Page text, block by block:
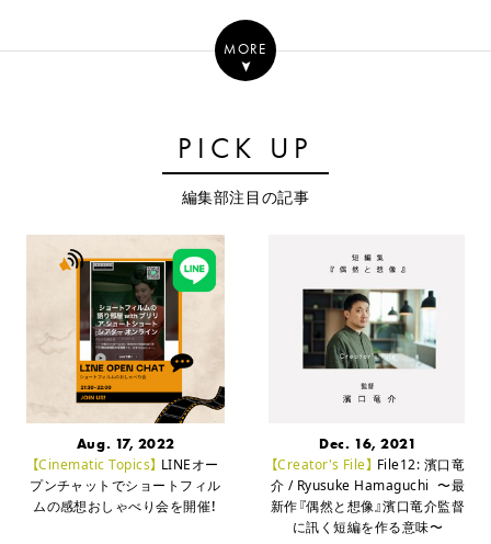
MORE
PICK UP
編集部注目の記事
Aug. 17, 2022
【Cinematic Topics】 LINEオー
プンチャットでショートフィル
ムの感想おしゃべり会を開催！
Dec. 16, 2021
【Creator's File】 File12: 濱口竜
介 / Ryusuke Hamaguchi 〜最
新作『偶然と想像』濱口竜介監督
に訊く短編を作る意味〜